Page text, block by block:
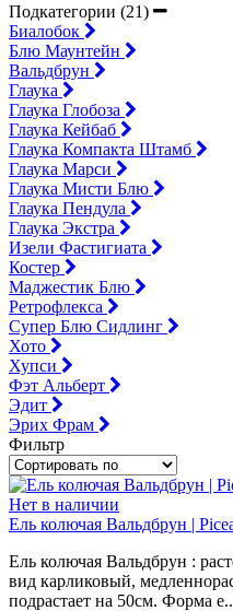
Подкатегории (21)
Биалобок
Блю Маунтейн
Вальдбрун
Глаука
Глаука Глобоза
Глаука Кейбаб
Глаука Компакта Штамб
Глаука Марси
Глаука Мисти Блю
Глаука Пендула
Глаука Экстра
Изели Фастигиата
Костер
Маджестик Блю
Ретрофлекса
Супер Блю Сидлинг
Хото
Хупси
Фэт Альберт
Эдит
Эрих Фрам
Фильтр
Нет в наличии
Ель колючая Вальдбрун |
Ель колючая Вальдбрун :
вид карликовый,
подрастает на 50см. Форма